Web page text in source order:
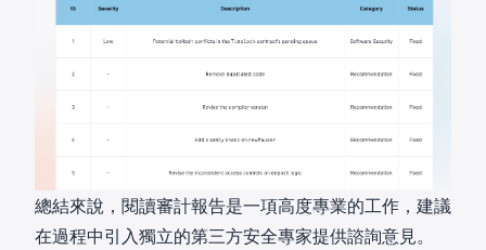
總結來說，閱讀審計報告是一項高度專業的工作，建議
在過程中引入獨立的第三方安全專家提供諮詢意見。